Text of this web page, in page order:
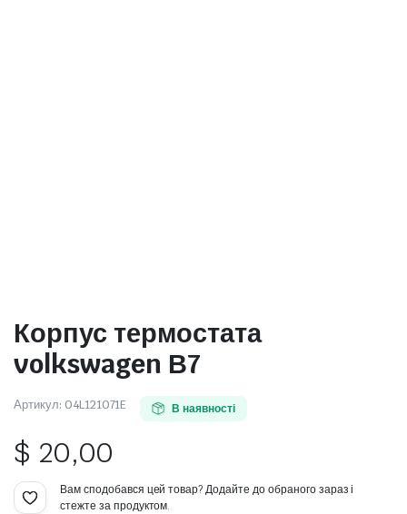
Корпус термостата
volkswagen В7
Артикул: 04L121071E В наявності
$ 20,00
Вам сподобався цей товар? Додайте до обраного зараз і
стежте за продуктом.